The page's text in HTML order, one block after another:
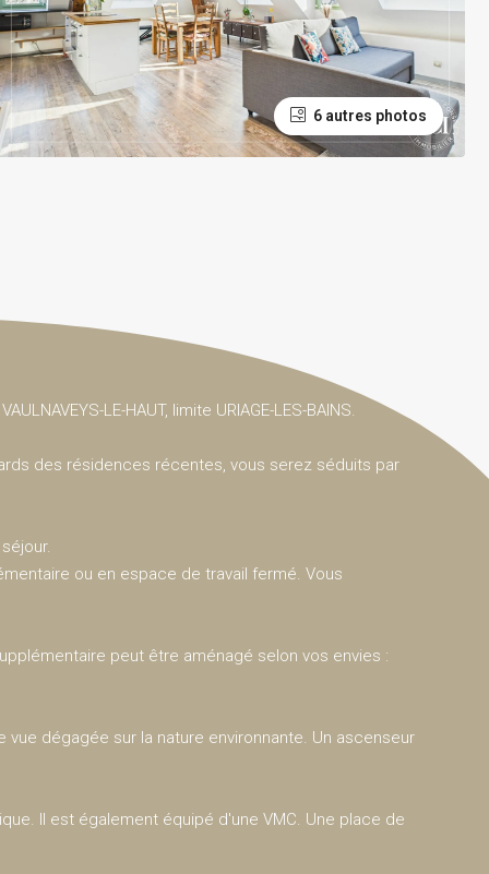
6 autres photos
LE-HAUT, limite URIAGE-LES-BAINS.
des résidences récentes, vous serez séduits par
ou en espace de travail fermé. Vous
peut être aménagé selon vos envies :
dégagée sur la nature environnante. Un ascenseur
Il est également équipé d'une VMC. Une place de